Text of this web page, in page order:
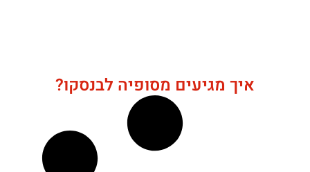
איך מגיעים מסופיה לבנסקו?